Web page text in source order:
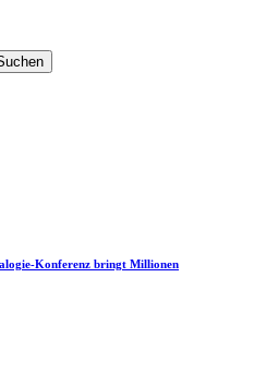
Konferenz bringt Millionen